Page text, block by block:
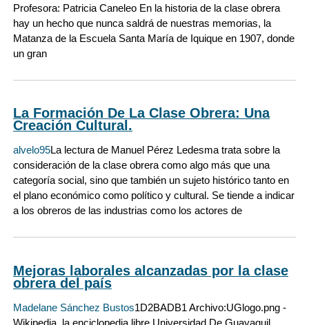
Profesora: Patricia Caneleo En la historia de la clase obrera
hay un hecho que nunca saldrá de nuestras memorias, la
Matanza de la Escuela Santa María de Iquique en 1907, donde
un gran
La Formación De La Clase Obrera: Una
Creación Cultural.
alvelo95La lectura de Manuel Pérez Ledesma trata sobre la
consideración de la clase obrera como algo más que una
categoría social, sino que también un sujeto histórico tanto en
el plano económico como político y cultural. Se tiende a indicar
a los obreros de las industrias como los actores de
Mejoras laborales alcanzadas por la clase
obrera del país
Madelane Sánchez Bustos1D2BADB1 Archivo:UGlogo.png -
Wikipedia, la enciclopedia libre Universidad De Guayaquil